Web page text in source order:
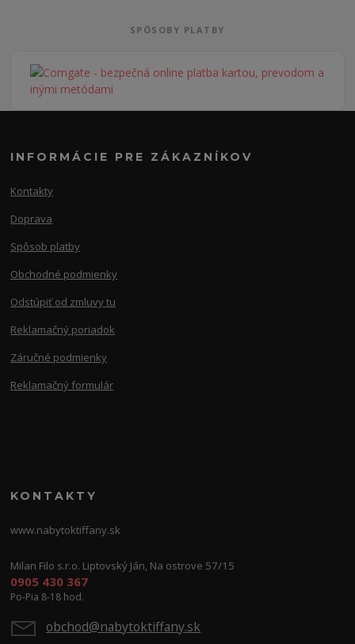
SPÔSOBY PLATBY
INFORMÁCIE PRE ZÁKAZNÍKOV
Kontakty
Doprava
Spôsob platby
Obchodné podmienky
Odstúpiť od zmluvy tu
Reklamačný poriadok
Záručné podmienky
Reklamačný formulár
KONTAKTY
www.nabytoktiffany.sk
Milan Filo s.r.o. Liptovský Ján, Na ostrove 57/15
0905 430 367
Po-Pia 8-18 hod.
obchod@nabytoktiffany.sk